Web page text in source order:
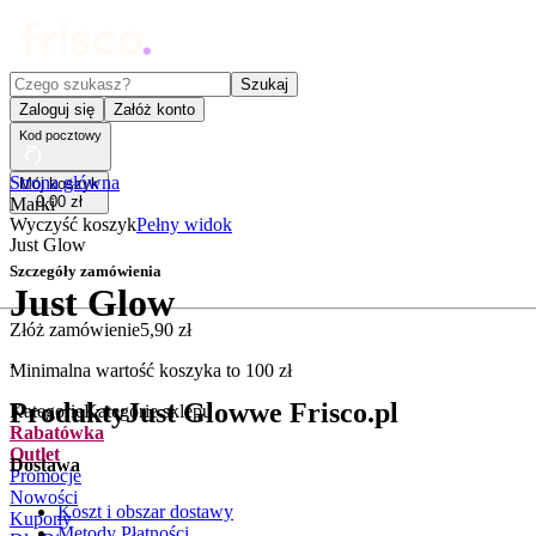
Czego szukasz?
Szukaj
Zaloguj się
Załóż konto
Kod pocztowy
Mój koszyk
0,00 zł
Wyczyść koszykPełny widok
Szczegóły zamówienia
Złóż zamówienie5,90 zł
Minimalna wartość koszyka to 100 zł
KategorieKategorie sklepu
Rabatówka
Outlet
Promocje
Nowości
Kupony
Strona główna
Marki
Just Glow
Just Glow
.
ProduktyJust Glowwe Frisco.pl
Dostawa
Koszt i obszar dostawy